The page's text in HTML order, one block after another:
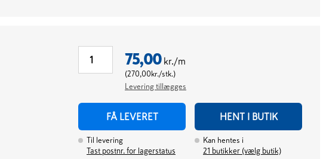
75,00 kr./m
(270,00kr./stk.)
Levering tillægges
FÅ LEVERET HENT I BUTIK
Til levering
Tast postnr. for lagerstatus
Kan hentes i
21 butikker (vælg butik)